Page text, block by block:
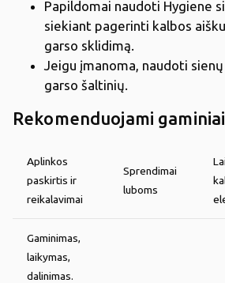
Papildomai naudoti Hygiene
siekiant pagerinti kalbos
garso sklidimą.
Jeigu įmanoma, naudoti
garso šaltinių.
Rekomenduojami gaminiai
Aplinkos
paskirtis ir
reikalavimai
Sprendimai
luboms
Gaminimas,
laikymas,
dalinimas.